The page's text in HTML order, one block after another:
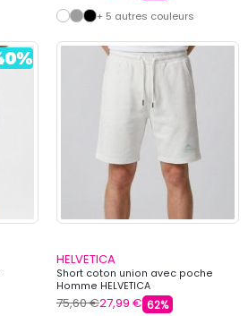
+ 5 autres couleurs
HELVETICA
Short coton union avec poche
Homme HELVETICA
75,60 €27,99 € 62%